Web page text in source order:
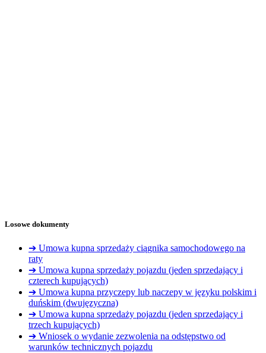
Losowe dokumenty
➔ Umowa kupna sprzedaży ciągnika samochodowego na
raty
➔ Umowa kupna sprzedaży pojazdu (jeden sprzedający i
czterech kupujących)
➔ Umowa kupna przyczepy lub naczepy w języku polskim i
duńskim (dwujęzyczna)
➔ Umowa kupna sprzedaży pojazdu (jeden sprzedający i
trzech kupujących)
➔ Wniosek o wydanie zezwolenia na odstępstwo od
warunków technicznych pojazdu